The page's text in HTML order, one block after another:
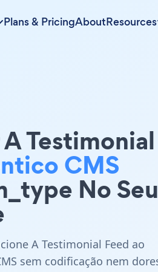
Plans & PricingAboutResources
Testimonial
CMS
No Seu
A Testimonial Feed ao
sem codificação nem